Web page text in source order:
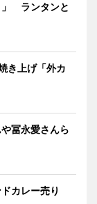
」 ランタンと
き上げ「外カ
冨永愛さんら
カレー売り